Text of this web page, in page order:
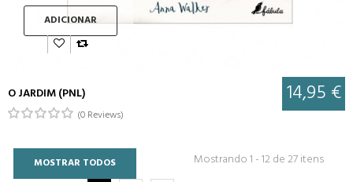
ADICIONAR
O JARDIM (PNL) 14,95 €
(0 Reviews)
MOSTRAR TODOS Mostrando 1 - 12 de 27 itens